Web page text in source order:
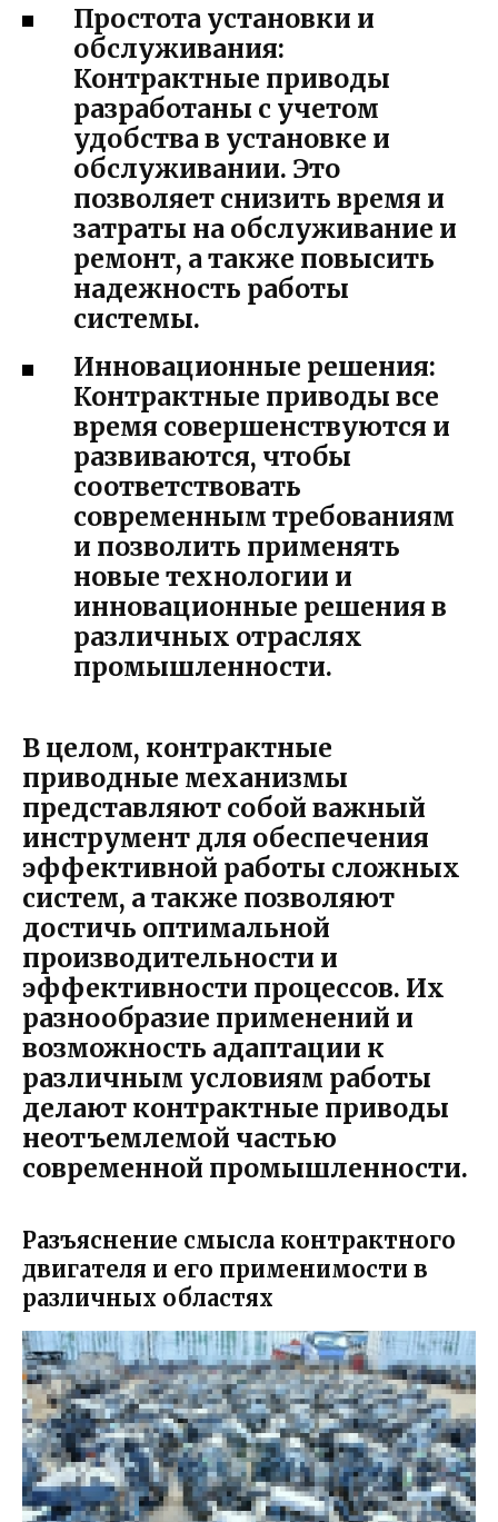
Простота установки и
обслуживания:
Контрактные приводы
разработаны с учетом
удобства в установке и
обслуживании. Это
позволяет снизить время и
затраты на обслуживание и
ремонт, а также повысить
надежность работы
системы.
Инновационные решения:
Контрактные приводы все
время совершенствуются и
развиваются, чтобы
соответствовать
современным требованиям
и позволить применять
новые технологии и
инновационные решения в
различных отраслях
промышленности.
В целом, контрактные
приводные механизмы
представляют собой важный
инструмент для обеспечения
эффективной работы сложных
систем, а также позволяют
достичь оптимальной
производительности и
эффективности процессов. Их
разнообразие применений и
возможность адаптации к
различным условиям работы
делают контрактные приводы
неотъемлемой частью
современной промышленности.
Разъяснение смысла контрактного
двигателя и его применимости в
различных областях